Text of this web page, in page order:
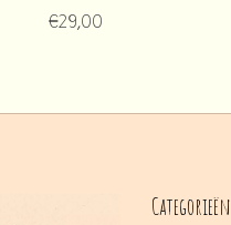
€29,00
Categorieën